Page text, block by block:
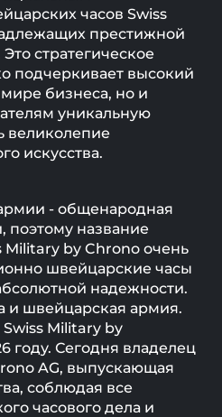
часов Swiss
престижной
стратегическое
подчеркивает высокий
мире бизнеса, но и
уникальную
великолепие
искусства.
- общенародная
поэтому название
Military by Chrono очень
швейцарские часы
надежности.
и швейцарская армия.
Military by
году. Сегодня владелец
AG, выпускающая
соблюдая все
часового дела и